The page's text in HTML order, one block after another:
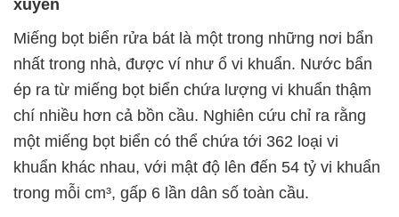
xuyên
Miếng bọt biển rửa bát là một trong những nơi bẩn
nhất trong nhà, được ví như ổ vi khuẩn. Nước bẩn
ép ra từ miếng bọt biển chứa lượng vi khuẩn thậm
chí nhiều hơn cả bồn cầu. Nghiên cứu chỉ ra rằng
một miếng bọt biển có thể chứa tới 362 loại vi
khuẩn khác nhau, với mật độ lên đến 54 tỷ vi khuẩn
trong mỗi cm³, gấp 6 lần dân số toàn cầu.